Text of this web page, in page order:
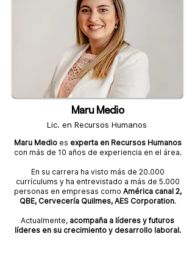
Maru Medio
Lic. en Recursos Humanos
Maru Medioes experta en Recursos Humanos
con más de 10 años de experiencia en el área.
En su carrera ha visto más de 20.000
currículums y ha entrevistado a más de 5.000
personas en empresas como América canal 2,
QBE, Cervecería Quilmes, AES Corporation.
Actualmente, acompaña a líderes y futuros
líderes en su crecimiento y desarrollo laboral.